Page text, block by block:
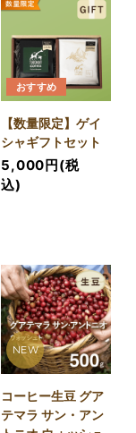
おすすめ
【数量限定】ゲイ
シャギフトセット
5,000円(税
込)
NEW
コーヒー生豆 グア
テマラ サン・アン